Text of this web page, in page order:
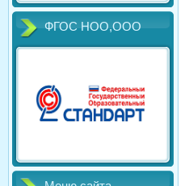
ФГОС НОО,ООО